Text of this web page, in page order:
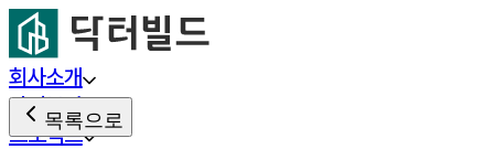
회사소개
사업분야
프로젝트
목록으로